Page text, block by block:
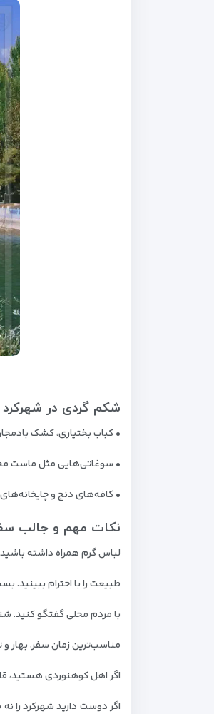
شکم‌ گردی در شهرکرد
• کباب بختیاری، کشک
• سوغاتی‌هایی مثل ماست
• کافه‌های دنج و
نکات مهم و جالب
لباس گرم همراه داشته
طبیعت را با احترام ببینید.
با مردم محلی گفتگو کنید.
مناسب‌ترین زمان سفر، بهار
اگر اهل کوهنوردی هستید،
اگر دوست دارید شهرکرد را